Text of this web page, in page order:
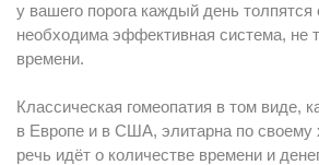
у вашего порога каждый день
необходима эффективная система, не
времени.
Классическая гомеопатия в том виде,
в Европе и в США, элитарна по своему
речь идёт о количестве времени и